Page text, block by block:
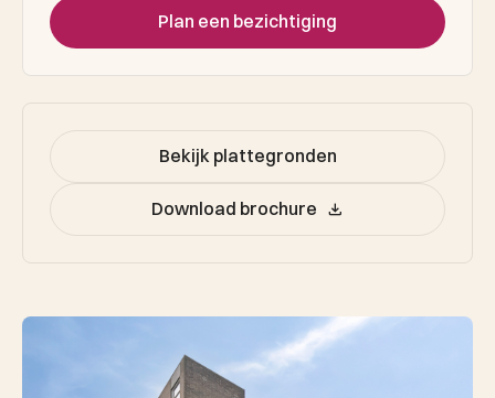
Plan een bezichtiging
Bekijk plattegronden
Download brochure